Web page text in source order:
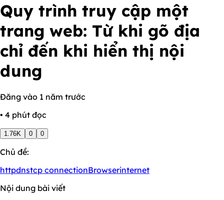
Quy trình truy cập một
trang web: Từ khi gõ địa
chỉ đến khi hiển thị nội
dung
Đăng vào 1 năm trước
• 4 phút đọc
1.76K 0 0
Chủ đề:
httpdnstcp connectionBrowserinternet
Nội dung bài viết